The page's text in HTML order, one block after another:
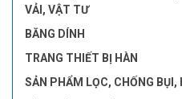
VẢI, VẬT TƯ
BĂNG DÍNH
TRANG THIẾT BỊ HÀN
SẢN PHẨM LỌC, CHỐNG BỤI,